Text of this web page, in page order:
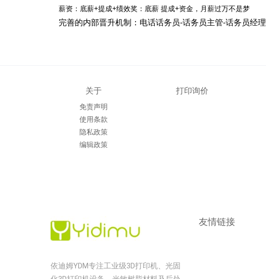
薪资：底薪+提成+绩效奖：底薪 提成+资金，月薪过万不是梦
完善的内部晋升机制： 电话话务员-话务员主管-话务员经理
关于
免责声明
使用条款
隐私政策
编辑政策
打印询价
依迪姆YDM专注工业级3D打印机、光固
友情链接